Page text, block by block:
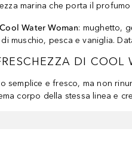
marina che porta il
Water Woman: mughetto,
muschio, pesca e vaniglia.
DI COOL
semplice e fresco, ma non
corpo della stessa linea e